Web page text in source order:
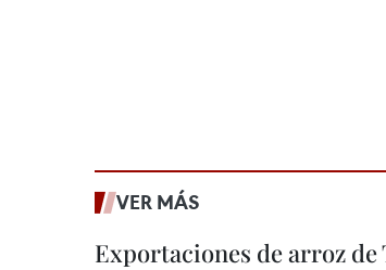
VER MÁS
Exportaciones de arroz